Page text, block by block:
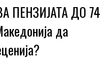
ПЕНЗИЈАТА ДО 74
да